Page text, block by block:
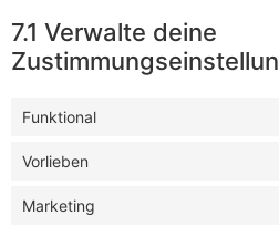
7.1 Verwalte deine
Funktional
Vorlieben
Marketing